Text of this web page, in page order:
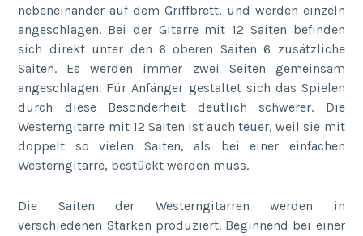
nebeneinander auf dem Griffbrett, und werden einzeln
angeschlagen. Bei der Gitarre mit 12 Saiten befinden
sich direkt unter den 6 oberen Saiten 6 zusätzliche
Saiten. Es werden immer zwei Seiten gemeinsam
angeschlagen. Für Anfänger gestaltet sich das Spielen
durch diese Besonderheit deutlich schwerer. Die
Westerngitarre mit 12 Saiten ist auch teuer, weil sie mit
doppelt so vielen Saiten, als bei einer einfachen
Westerngitarre, bestückt werden muss.
Die Saiten der Westerngitarren werden in
verschiedenen Stärken produziert. Beginnend bei einer